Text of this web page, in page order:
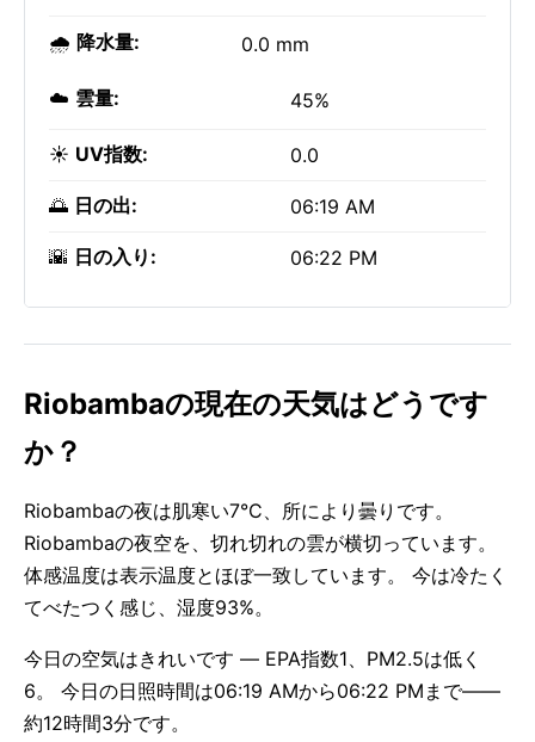
🌧️ 降水量: 0.0 mm
☁️ 雲量: 45%
☀️ UV指数: 0.0
🌅 日の出: 06:19 AM
🌇 日の入り: 06:22 PM
Riobambaの現在の天気はどうです
か？
Riobambaの夜は肌寒い7°C、所により曇りです。
Riobambaの夜空を、切れ切れの雲が横切っています。
体感温度は表示温度とほぼ一致しています。 今は冷たく
てべたつく感じ、湿度93%。
今日の空気はきれいです — EPA指数1、PM2.5は低く
6。 今日の日照時間は06:19 AMから06:22 PMまで——
約12時間3分です。